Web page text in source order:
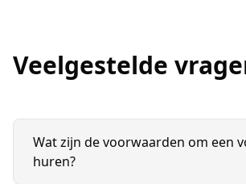
Veelgestelde
Wat zijn de voorwaarden om een
huren?